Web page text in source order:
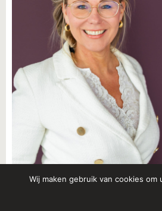
Wij maken gebruik van cookies